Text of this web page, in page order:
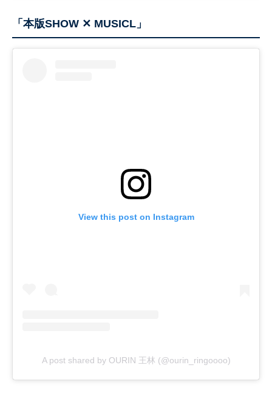
「本版SHOW ✕ MUSICL」
View this post on Instagram
A post shared by OURIN 王林 (@ourin_ringoooo)